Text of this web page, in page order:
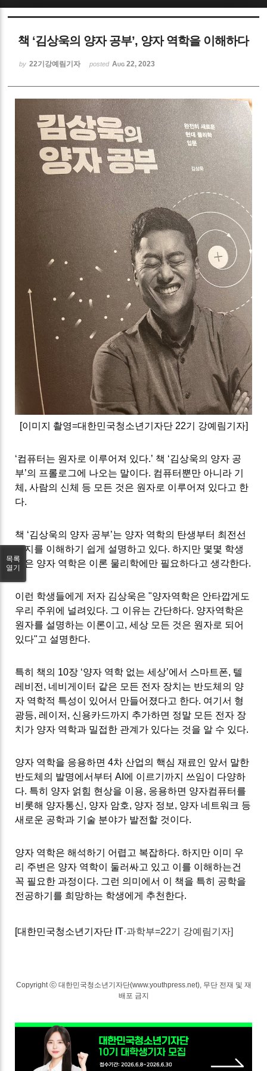
책 ‘김상욱의 양자 공부’, 양자 역학을 이해하다
by 22기강예림기자 posted Aug 22, 2023
[이미지 촬영=대한민국청소년기자단 22기 강예림기자]
‘컴퓨터는 원자로 이루어져 있다.’ 책 ‘김상욱의 양자 공
부’의 프롤로그에 나오는 말이다. 컴퓨터뿐만 아니라 기
체 ,사람의 신체 등 모든 것은 원자로 이루어져 있다고 한
다.
책 ‘김상욱의 양자 공부’는 양자 역학의 탄생부터 최전선
까지를 이해하기 쉽게 설명하고 있다. 하지만 몇몇 학생
들은 양자 역학은 이론 물리학에만 필요하다고 생각한다.
이런 학생들에게 저자 김상욱은"양자역학은 안타깝게도
우리 주위에 널려있다. 그 이유는 간단하다. 양자역학은
원자를 설명하는 이론이고, 세상 모든 것은 원자로 되어
있다"고 설명한다.
특히 책의 10장 ‘양자 역학 없는 세상’에서 스마트폰, 텔
레비전 , 네비게이터 같은 모든 전자 장치는 반도체의 양
자 역학적 특성이 있어서 만들어졌다고 한다. 여기서 형
광등, 레이저 , 신용카드까지 추가하면 정말 모든 전자 장
치가 양자 역학과 밀접한 관계가 있다는 것을 알 수 있다.
양자 역학을 응용하면 4차 산업의 핵심 재료인 앞서 말한
반도체의 발명에서부터 AI 에 이르기까지 쓰임이 다양하
다. 특히 양자 얽힘 현상을 이용, 응용하면 양자컴퓨터를
비롯해 양자통신, 양자 암호, 양자 정보 , 양자 네트워크 등
새로운 공학과 기술 분야가 발전할 것이다.
양자 역학은 해석하기 어렵고 복잡하다. 하지만 이미 우
리 주변은 양자 역학이 둘러싸고 있고 이를 이해하는건
꼭 필요한 과정이다. 그런 의미에서 이 책을 특히 공학을
전공하기를 희망하는 학생에게 추천한다.
[대한민국청소년기자단 IT·과학부=22기 강예림기자]
Copyright ⓒ 대한민국청소년기자단(www.youthpress.net), 무단 전재 및 재
배포 금지
목록
열기
Sketchbook5, 스케치북5
Sketchbook5, 스케치북5